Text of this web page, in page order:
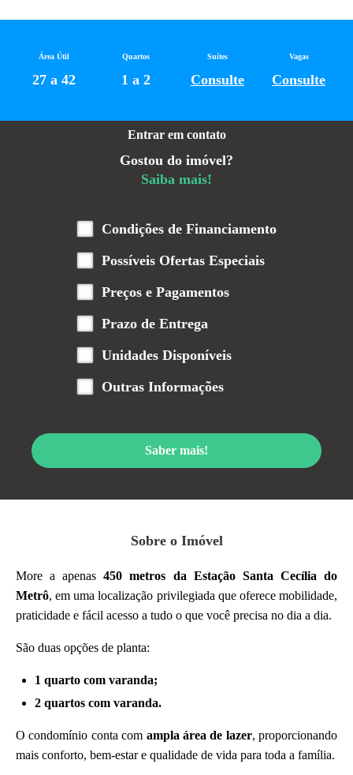
Sobre o Imóvel
More a apenas450 metros da Estação Santa Cecília do
Metrô, em uma localização privilegiada que oferece mobilidade,
praticidade e fácil acesso a tudo o que você precisa no dia a dia.
São duas opções de planta:
1 quarto com varanda;
2 quartos com varanda.
O condomínio conta com ampla área de lazer, proporcionando
mais conforto, bem-estar e qualidade de vida para toda a família.
Entrar em contato
Gostou do imóvel?
Saiba mais!
Condições de Financiamento
Possíveis Ofertas Especiais
Preços e Pagamentos
Prazo de Entrega
Unidades Disponíveis
Outras Informações
Saber mais!
Área Útil
27 a 42
Quartos
1 a 2
Suítes
Consulte
Vagas
Consulte